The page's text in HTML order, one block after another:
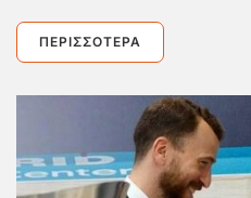
ΠΕΡΙΣΣΌΤΕΡΑ